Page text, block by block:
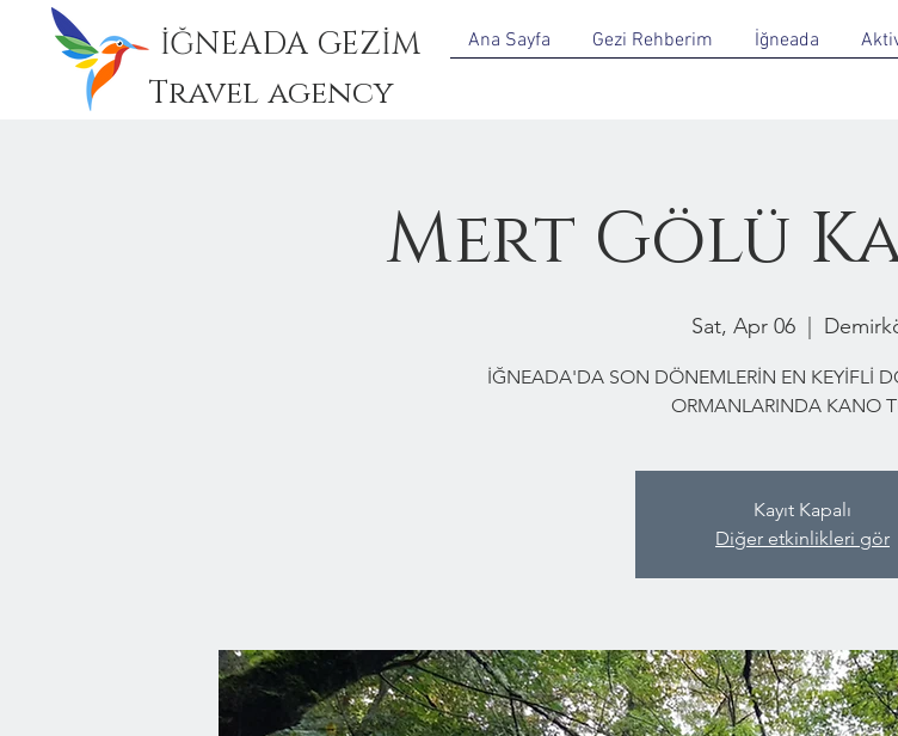
İĞNEADA GEZİM
Travel agency
Ana Sayfa Gezi Rehberim İğneada
Mert Gölü
Sat, Apr 06
  |
İĞNEADA'DA SON DÖNEMLERİN EN KEYİFLİ
ORMANLARINDA KANO
Kayıt Kapalı
Diğer etkinlikleri gör